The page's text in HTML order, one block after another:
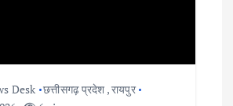
Desk छत्तीसगढ़ प्रदेश ,रायपुर